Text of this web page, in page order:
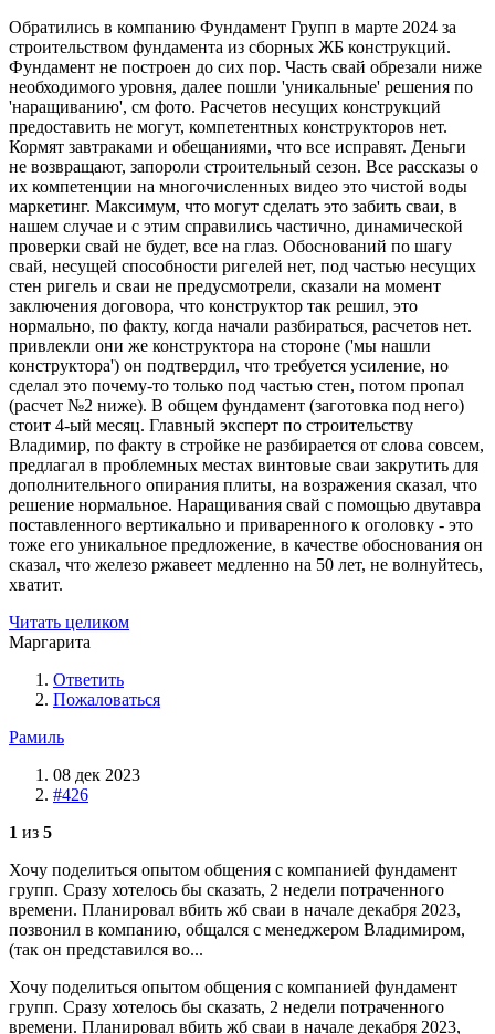
Обратились в компанию Фундамент Групп в марте 2024 за
строительством фундамента из сборных ЖБ конструкций.
Фундамент не построен до сих пор. Часть свай обрезали ниже
необходимого уровня, далее пошли 'уникальные' решения по
'наращиванию', см фото. Расчетов несущих конструкций
предоставить не могут, компетентных конструкторов нет.
Кормят завтраками и обещаниями, что все исправят. Деньги
не возвращают, запороли строительный сезон. Все рассказы о
их компетенции на многочисленных видео это чистой воды
маркетинг. Максимум, что могут сделать это забить сваи, в
нашем случае и с этим справились частично, динамической
проверки свай не будет, все на глаз. Обоснований по шагу
свай, несущей способности ригелей нет, под частью несущих
стен ригель и сваи не предусмотрели, сказали на момент
заключения договора, что конструктор так решил, это
нормально, по факту, когда начали разбираться, расчетов нет.
привлекли они же конструктора на стороне ('мы нашли
конструктора') он подтвердил, что требуется усиление, но
сделал это почему-то только под частью стен, потом пропал
(расчет №2 ниже). В общем фундамент (заготовка под него)
стоит 4-ый месяц. Главный эксперт по строительству
Владимир, по факту в стройке не разбирается от слова совсем,
предлагал в проблемных местах винтовые сваи закрутить для
дополнительного опирания плиты, на возражения сказал, что
решение нормальное. Наращивания свай с помощью двутавра
поставленного вертикально и приваренного к оголовку - это
тоже его уникальное предложение, в качестве обоснования он
сказал, что железо ржавеет медленно на 50 лет, не волнуйтесь,
хватит.
Читать целиком
Маргарита
Ответить
Пожаловаться
Рамиль
08 дек 2023
#426
1 из 5
Хочу поделиться опытом общения с компанией фундамент
групп. Сразу хотелось бы сказать, 2 недели потраченного
времени. Планировал вбить жб сваи в начале декабря 2023,
позвонил в компанию, общался с менеджером Владимиром,
(так он представился во...
Хочу поделиться опытом общения с компанией фундамент
групп. Сразу хотелось бы сказать, 2 недели потраченного
времени. Планировал вбить жб сваи в начале декабря 2023,